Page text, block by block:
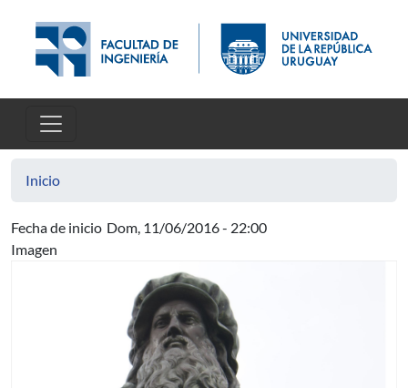
Inicio
Fecha de inicio Dom, 11/06/2016 - 22:00
Imagen